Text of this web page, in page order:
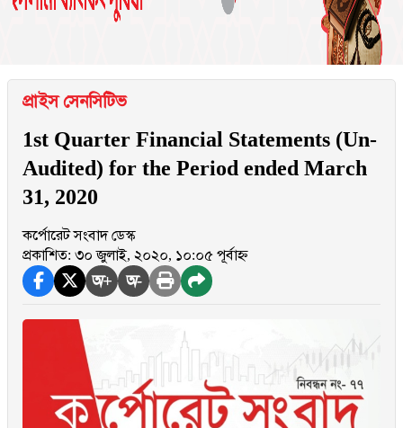
প্রাইস সেনসিটিভ
1st Quarter Financial Statements (Un-
Audited) for the Period ended March
31, 2020
কর্পোরেট সংবাদ ডেস্ক
প্রকাশিত: ৩০ জুলাই, ২০২০, ১০:০৫ পূর্বাহ্ন
অ+ অ-